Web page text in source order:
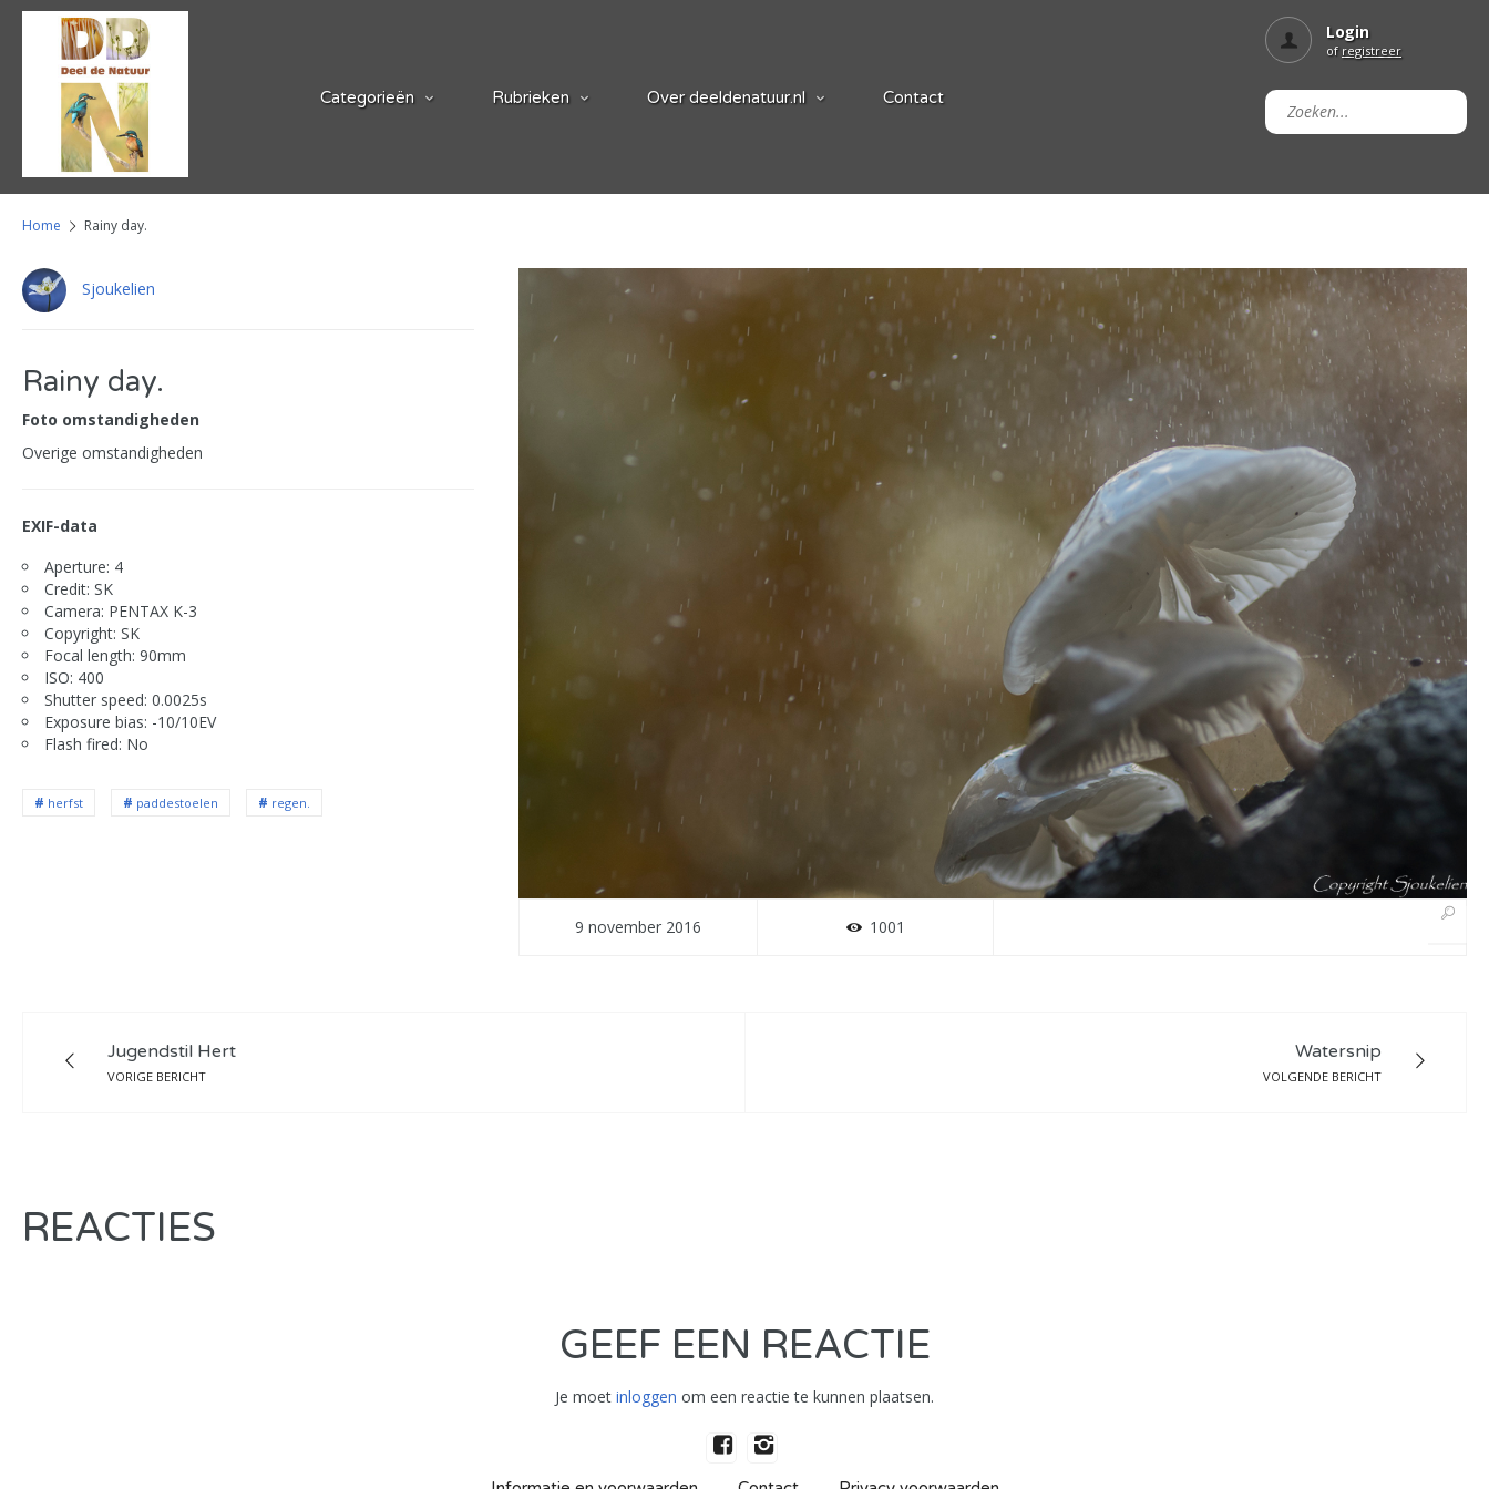
Categorieën Rubrieken Over deeldenatuur.nl Contact
Login
of registreer
Home Rainy day.
Sjoukelien
Rainy day.
Foto omstandigheden
Overige omstandigheden
EXIF-data
Aperture: 4
Credit: SK
Camera: PENTAX K-3
Copyright: SK
Focal length: 90mm
ISO: 400
Shutter speed: 0.0025s
Exposure bias: -10/10EV
Flash fired: No
herfst paddestoelen regen.
9 november 2016 1001
Jugendstil Hert
VORIGE BERICHT
Watersnip
VOLGENDE BERICHT
REACTIES
GEEF EEN REACTIE
Je moet inloggen om een reactie te kunnen plaatsen.